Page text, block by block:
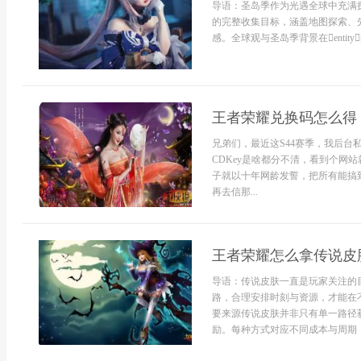
导语：圣岛季作为光遇全球中充
的完整收集目标，涵盖地图探索
感。全球观与圣岛季背景在
王者荣耀兑换码怎么
兄弟们，最近这S44赛季，我后台
CDKey是啥都分不清，看到个网
子就以十年网龄发誓，把所有能
再去信那...
王者荣耀怎么拿传说皮
导语：传说皮肤一直是玩家关注
路，合理安排时刻与资源，才能
要来源传说皮肤并非只有单一路
励。每种方式对应不同成本与周期